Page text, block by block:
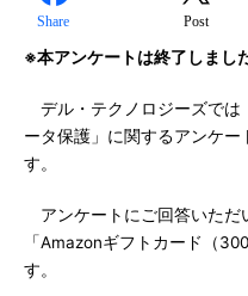
Share Post
※本アンケートは終了しまし
デル・テクノロジーズでは
ータ保護」に関するアンケー
す。
アンケートにご回答いただ
「Amazonギフトカード（
す。